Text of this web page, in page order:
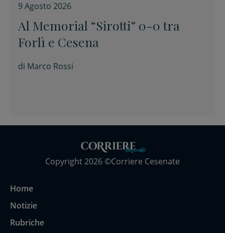
9 Agosto 2026
Al Memorial “Sirotti” 0-0 tra
Forlì e Cesena
di Marco Rossi
Copyright 2026 ©Corriere Cesenate
Home
Notizie
Rubriche